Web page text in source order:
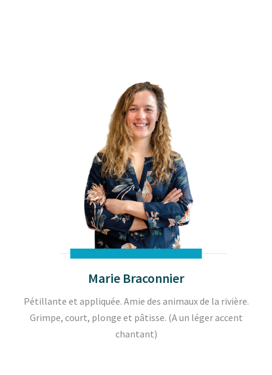
Marie Braconnier
Pétillante et appliquée. Amie des animaux de la rivière.
Grimpe, court, plonge et pâtisse. (A un léger accent
chantant)